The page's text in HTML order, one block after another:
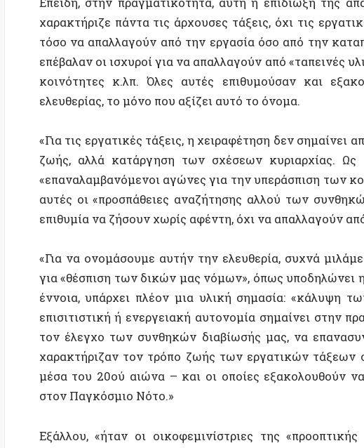
επιθυμία να ζήσουν χωρίς αφέντη, όχι να απαλλαγούν από την
«Για να ονομάσουμε αυτήν την ελευθερία, συχνά μιλάμε για
για «θέσπιση των δικών μας νόμων», όπως υποδηλώνει η
έννοια, υπάρχει πλέον μια υλική σημασία: «κάλυψη των
επισιτιστική ή ενεργειακή αυτονομία σημαίνει στην
μέσα του 20ού αιώνα – και οι οποίες εξακολουθούν να
στον Παγκόσμιο Νότο.»
Εξάλλου,«ήταν οι οικοφεμινίστριες της «προοπτικής της
ολοκληρωμένη αντίληψη της ελευθερίας ως αυτονομίας.
εκείνων που τα παράγουν, σε αντίθεση με τη βιομηχανική
ρήξη με την επιθυμία για απαλλαγή, η οποία οδηγεί στο
γυναίκες ή τους σκλάβους να κάνουν ό,τι θέλουμε χωρίς
Για αυτές τις οικοφεμινίστριες:
«Η χειραφέτηση των γυναικών δεν συνίσταται στην
της απαλλαγής ως «υπερβατικής αναγκαιότητας». Όχι μόνο
ιδεολογία, ισχυριζόμενη ότι υψώνεται πάνω από την